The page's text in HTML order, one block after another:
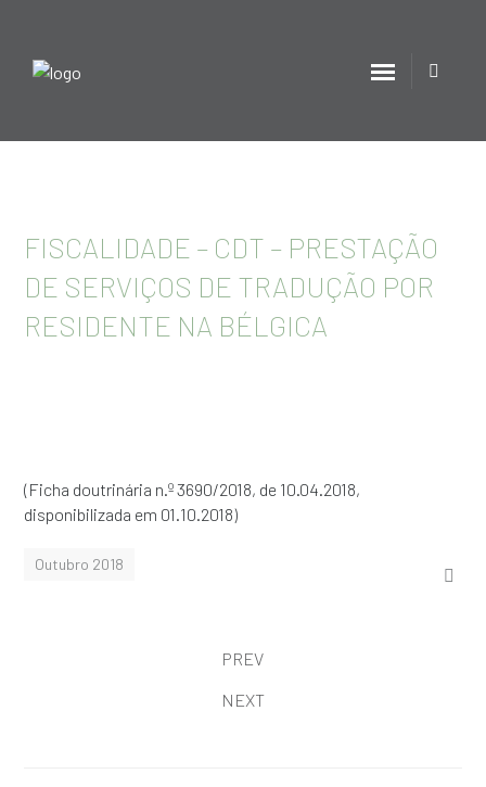
FISCALIDADE – CDT – PRESTAÇÃO
DE SERVIÇOS DE TRADUÇÃO POR
RESIDENTE NA BÉLGICA
(Ficha doutrinária n.º 3690/2018, de 10.04.2018,
disponibilizada em 01.10.2018)
Outubro 2018
PREV
NEXT